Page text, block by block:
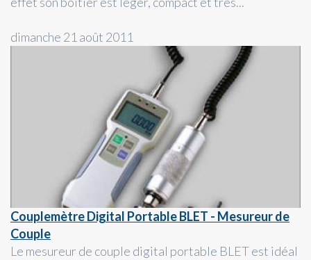
dimanche 21 août 2011
Couplemètre Digital Portable BLET - Mesureur de
Couple
Le mesureur de couple digital portable BLET est idéal